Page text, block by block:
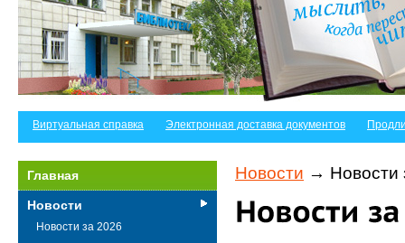
Виртуальная справка Электронная доставка документов
Новости → Новости
Главная
Новости
Новости за 2026